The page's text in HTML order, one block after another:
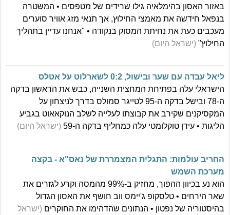
באזור האסון בהימלאיה גילו שרידים של מטפסים • המשטרה
בנפאל חידשה את מאמצי החילוץ, אך תנאי מזג אוויר סוערים
מעכבים כעת את נחיתת המסוק בנקודה • "אנחנו עדיין בתהליך
החילוץ" (ישראל היום)
ליאל עבדה עם שער ובישול, 0:2 לשארלוט על אטלס
הישראלי עלה בפתיחת המחצית השנייה, כבש את הראשון בדקה
ה-78 ובישל בדקה ה-95 לטייגר סמולס בדרך לניצחון על
המקסיקנים שקירב את קבוצתו לעלייה לשלב הנוקאאוט בגביע
הליגות • עידן טוקלומטי עלה כמחליף בדקה ה-59
(ישראל היום)
החריב עולמות: התגלית המצמררת של נאס"א - בקצה
מערכת השמש
הוא נע בכיוון ההפוך, מחזיק ב-99% מהמסה וקרע לגזרים את
שאר הירחים • טלסקופ ג'יימס ווב חושף את האסון הגדול
בהיסטוריה של נפטון • הנתונים שהדהימו את החוקרים (ישראל